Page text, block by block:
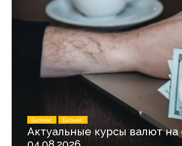
Бизнес Бизнес
Актуальные курсы валют